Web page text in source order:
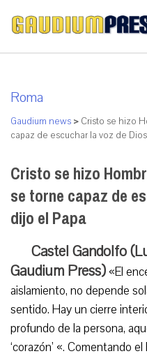
Roma
Gaudium news > Cristo se hizo
capaz de escuchar la voz de
Cristo se hizo
se torne capaz de
dijo el Papa
Castel Gandolfo
Gaudium Press) «El
aislamiento, no depende
sentido. Hay un cierre
profundo de la persona,
‘corazón’ «. Comentando